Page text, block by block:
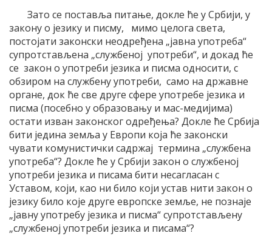
Зато се поставља питање, докле ће у Србији, у
закону о језику и писму, мимо целога света,
постојати законски неодређена „јавна употреба“
супротстављена „службеној употреби“, и докад ће
се закон о употреби језика и писма односити, с
обзиром на службену употреби, само на државне
органе, док ће све друге сфере употребе језика и
писма (посебно у образовању и мас-медијима)
остати изван законског одређења? Докле ће Србија
бити једина земља у Европи која ће законски
чувати комунистички садржај термина „службена
употреба“? Докле ће у Србији закон о службеној
употреби језика и писама бити несагласан с
Уставом, који, као ни било који устав нити закон о
језику било које друге европске земље, не познаје
„јавну употребу језика и писма“ супротстављену
„службеној употреби језика и писама“?